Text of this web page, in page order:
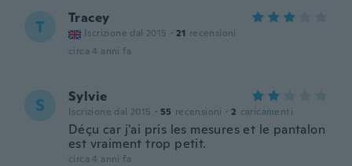
T Tracey
Iscrizione dal 2015 · 21 recensioni
circa 4 anni fa
S Sylvie
Iscrizione dal 2015 · 55 recensioni · 2 caricamenti
Déçu car j'ai pris les mesures et le pantalon
est vraiment trop petit.
circa 4 anni fa